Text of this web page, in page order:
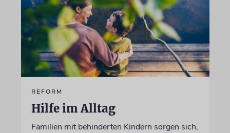
REFORM
Hilfe im Alltag
Familien mit behinderten Kindern sorgen sich,